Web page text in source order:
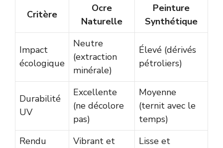
Critère
Ocre
Naturelle
Peinture
Synthétique
Impact
écologique
Neutre
(extraction
minérale)
Élevé (dérivés
pétroliers)
Durabilité
UV
Excellente
(ne décolore
pas)
Moyenne
(ternit avec le
temps)
Rendu
Vibrant et
Lisse et